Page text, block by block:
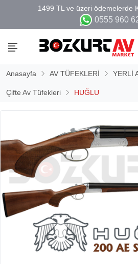
0555 960
Anasayfa AV TÜFEKLERİ YERLİ
Çifte Av Tüfekleri HUĞLU